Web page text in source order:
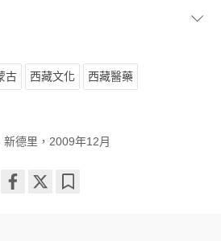
古 西藏文化 西藏醫藥
新德里，2009年12月